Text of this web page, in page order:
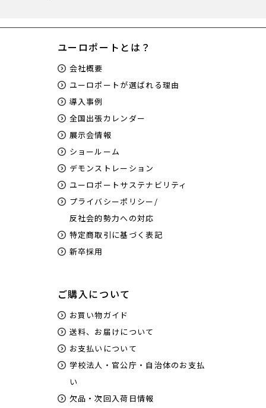
ユーロポートとは？
会社概要
ユーロポートが選ばれる理由
導入事例
全国出張カレンダー
展示会情報
ショールーム
デモンストレーション
ユーロポートサステナビリティ
プライバシーポリシー/
反社会的勢力への対応
特定商取引に基づく表記
新卒採用
ご購入について
お買い物ガイド
送料、お届けについて
お支払いについて
学校法人・官公庁・自治体のお支払
い
欠品・次回入荷日情報